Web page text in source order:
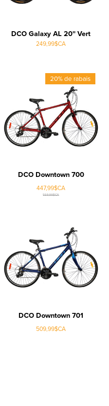
DCO Galaxy AL 20'' Vert
249,99$CA
20% de rabais
DCO Downtown 700
447,99$CA
559,99$CA
DCO Downtown 701
509,99$CA